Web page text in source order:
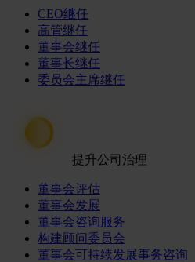
CEO继任
高管继任
董事会继任
董事长继任
委员会主席继任
提升公司治理
董事会评估
董事会发展
董事会咨询服务
构建顾问委员会
董事会可持续发展事务咨询